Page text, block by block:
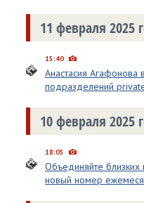
11 февраля 2025
15:40
Анастасия Агафонова
подразделений
10 февраля 2025
18:05
Объединяйте
новый номер